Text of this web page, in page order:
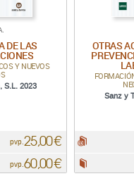
DE LAS
Y NUEVOS
S.L. 2023
pvp. 25,00 €
pvp.60,00 €
OTRAS
Sanz y